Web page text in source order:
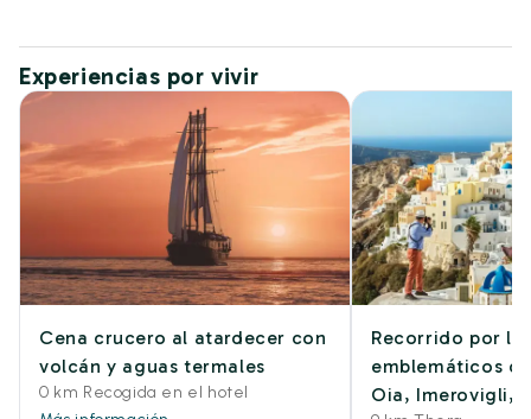
Experiencias por vivir
Cena crucero al atardecer con
volcán y aguas termales
0 km Recogida en el hotel
Recorrido por
emblemáticos
Oia, Imerovigli,